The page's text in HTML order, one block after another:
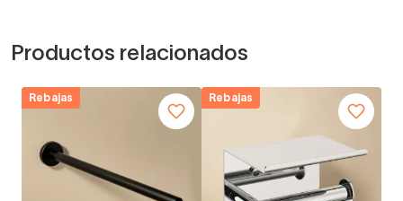
Productos relacionados
Rebajas Rebajas